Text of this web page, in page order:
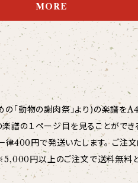
MORE
「動物の謝肉祭」より)の楽譜をA4
の１ページ目を見ることができるのは
以上のご注文で送料無料となります。
がお得です！ CD＋グッズ（クリア